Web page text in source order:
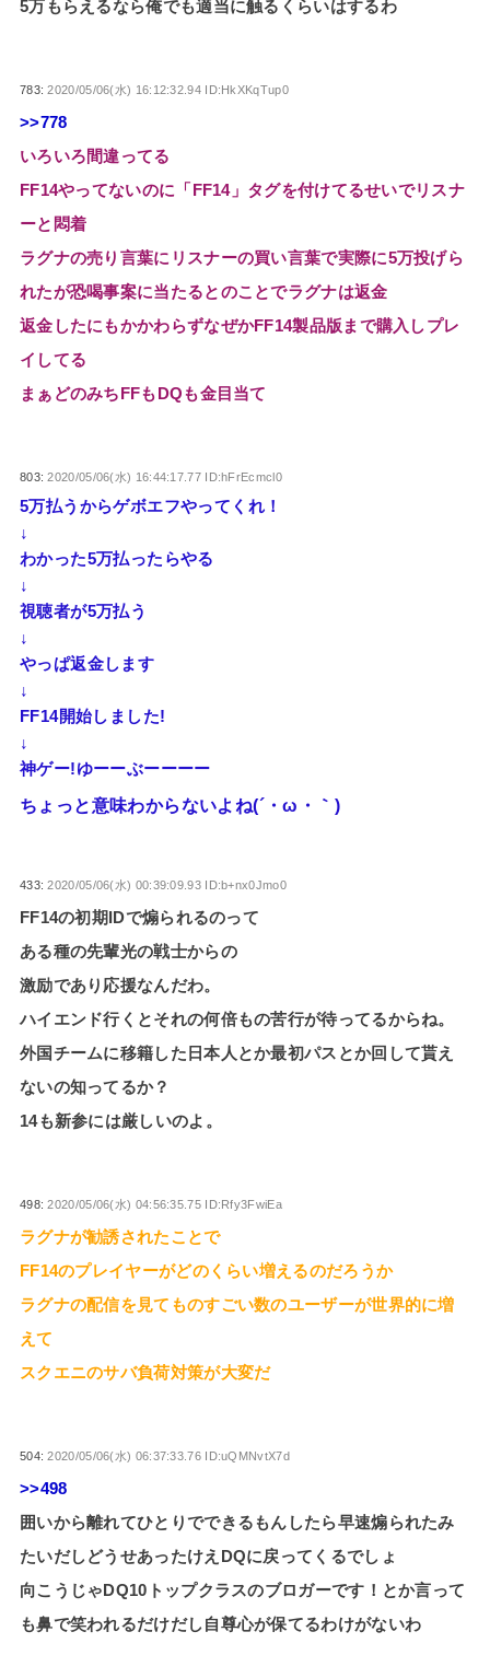
5万もらえるなら俺でも適当に触るくらいはするわ
783:2020/05/06(水) 16:12:32.94 ID:HkXKqTup0
>>778
いろいろ間違ってる
FF14やってないのに「FF14」タグを付けてるせいでリスナ
ーと悶着
ラグナの売り言葉にリスナーの買い言葉で実際に5万投げら
れたが恐喝事案に当たるとのことでラグナは返金
返金したにもかかわらずなぜかFF14製品版まで購入しプレ
イしてる
まぁどのみちFFもDQも金目当て
803:2020/05/06(水) 16:44:17.77 ID:hFrEcmcl0
5万払うからゲボエフやってくれ！
↓
わかった5万払ったらやる
↓
視聴者が5万払う
↓
やっぱ返金します
↓
FF14開始しました!
↓
神ゲー!ゆーーぶーーーー
ちょっと意味わからないよね(´・ω・｀)
433:2020/05/06(水) 00:39:09.93 ID:b+nx0Jmo0
FF14の初期IDで煽られるのって
ある種の先輩光の戦士からの
激励であり応援なんだわ。
ハイエンド行くとそれの何倍もの苦行が待ってるからね。
外国チームに移籍した日本人とか最初パスとか回して貰え
ないの知ってるか？
14も新参には厳しいのよ。
498:2020/05/06(水) 04:56:35.75 ID:Rfy3FwiEa
ラグナが勧誘されたことで
FF14のプレイヤーがどのくらい増えるのだろうか
ラグナの配信を見てものすごい数のユーザーが世界的に増
えて
スクエニのサバ負荷対策が大変だ
504:2020/05/06(水) 06:37:33.76 ID:uQMNvtX7d
>>498
囲いから離れてひとりでできるもんしたら早速煽られたみ
たいだしどうせあったけえDQに戻ってくるでしょ
向こうじゃDQ10トップクラスのブロガーです！とか言って
も鼻で笑われるだけだし自尊心が保てるわけがないわ